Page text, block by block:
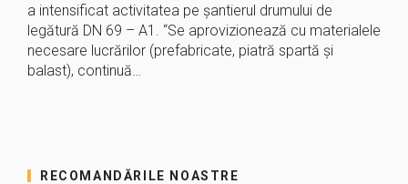
a intensificat activitatea pe șantierul drumului de
legătură DN 69 – A1. “Se aprovizionează cu materialele
necesare lucrărilor (prefabricate, piatră spartă și
balast), continuă…
RECOMANDĂRILE NOASTRE